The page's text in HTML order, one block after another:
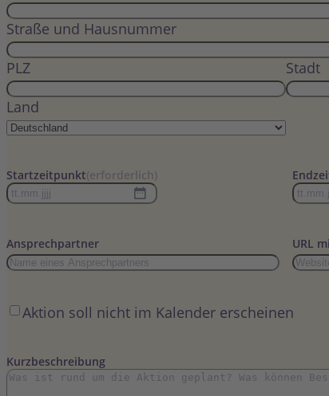
Straße und Hausnummer
PLZ Stadt
Land
Startzeitpunkt(erforderlich)
TT
MM
Punkt
TT
MM
Punkt
Ansprechpartner URL
Öffentlich
Aktion soll nicht im Kalender erscheinen
Kurzbeschreibung